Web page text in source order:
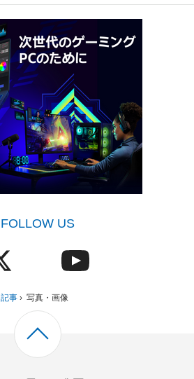
FOLLOW US
記事 › 写真・画像